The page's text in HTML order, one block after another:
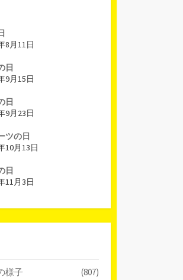
8月11日
日
9月15日
日
9月23日
ツの日
10月13日
日
11月3日
様子 (807)